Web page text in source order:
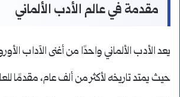
مقدمة في عالم الأدب الألماني
يعد الأدب الألماني واحدًا من أغنى الآداب
حيث يمتد تاريخه لأكثر من ألف عام، مقدمًا